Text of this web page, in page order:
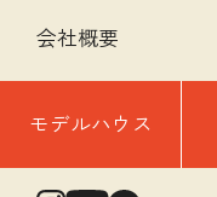
会社概要
モデルハウス
の注文住宅を